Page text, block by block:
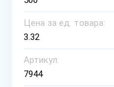
Цена за ед. товара:
3.32
Артикул:
7944